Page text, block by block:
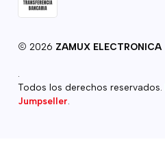
2026 ZAMUX ELECTRONICA
Todos los derechos reservados.
Jumpseller